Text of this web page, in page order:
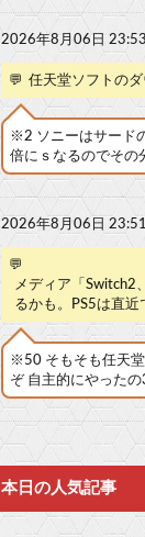
2026年8月06日 23:53
💬 任天堂ソフトの
※2 ソニーはサード
倍にｓなるのでその
2026年8月06日 23:51
💬
メディア「Switch2
るかも。PS5は直近
※50 そもそも任天
ぞ 自主的にやった
本日の人気記事